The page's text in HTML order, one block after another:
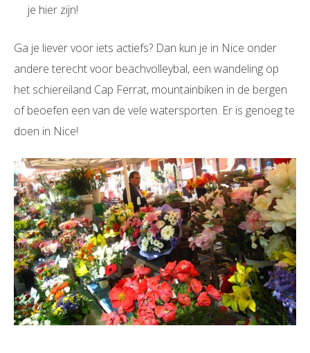
je hier zijn!
Ga je liever voor iets actiefs? Dan kun je in Nice onder
andere terecht voor beachvolleybal, een wandeling op
het schiereiland Cap Ferrat, mountainbiken in de bergen
of beoefen een van de vele watersporten. Er is genoeg te
doen in Nice!